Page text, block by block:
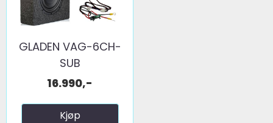
GLADEN VAG-6CH-
SUB
16.990,-
Kjøp